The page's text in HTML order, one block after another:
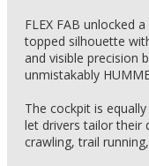
FLEX FAB unlocked
topped silhouette
and visible precision
unmistakably
The cockpit is
let drivers tailor their
crawling, trail